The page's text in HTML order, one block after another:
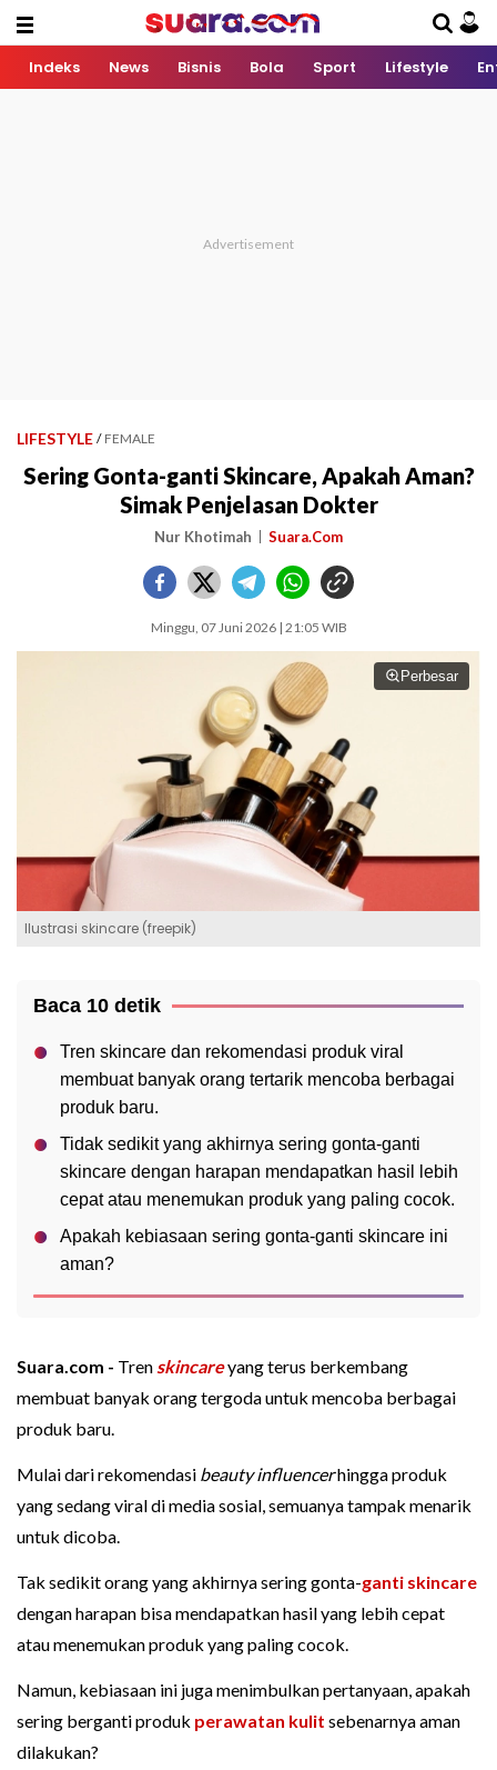
Indeks News Bisnis Bola Sport Lifestyle
LIFESTYLE / FEMALE
Sering Gonta-ganti Skincare, Apakah Aman?
Simak Penjelasan Dokter
Nur Khotimah Suara.Com
Minggu, 07 Juni 2026 | 21:05 WIB
Perbesar
Ilustrasi skincare (freepik)
Baca 10 detik
Tren skincare dan rekomendasi produk viral
membuat banyak orang tertarik mencoba berbagai
produk baru.
Tidak sedikit yang akhirnya sering gonta-ganti
skincare dengan harapan mendapatkan hasil lebih
cepat atau menemukan produk yang paling cocok.
Apakah kebiasaan sering gonta-ganti skincare ini
aman?
Suara.com - Tren skincareyang terus berkembang
membuat banyak orang tergoda untuk mencoba berbagai
produk baru.
Mulai dari rekomendasi beauty influencerhingga produk
yang sedang viral di media sosial, semuanya tampak menarik
untuk dicoba.
Tak sedikit orang yang akhirnya sering gonta-ganti skincare
dengan harapan bisa mendapatkan hasil yang lebih cepat
atau menemukan produk yang paling cocok.
Namun, kebiasaan ini juga menimbulkan pertanyaan, apakah
sering berganti produk perawatan kulit sebenarnya aman
dilakukan?